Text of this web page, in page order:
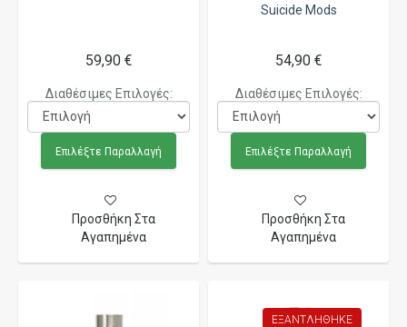
59,90 €
Διαθέσιμες Επιλογές:
Επιλέξτε Παραλλαγή
Προσθήκη Στα
Αγαπημένα
Suicide Mods
54,90 €
Διαθέσιμες Επιλογές:
Επιλέξτε Παραλλαγή
Προσθήκη Στα
Αγαπημένα
ΕΞΑΝΤΛΉΘΗΚΕ